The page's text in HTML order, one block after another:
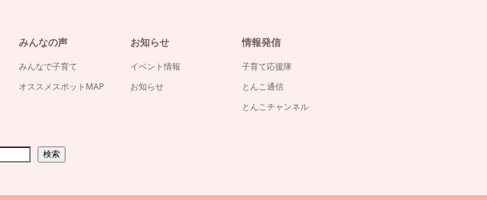
みんなの声
みんなで子育て
オススメスポットMAP
お知らせ
イベント情報
お知らせ
情報発信
子育て応援隊
とんこ通信
とんこチャンネル
検索